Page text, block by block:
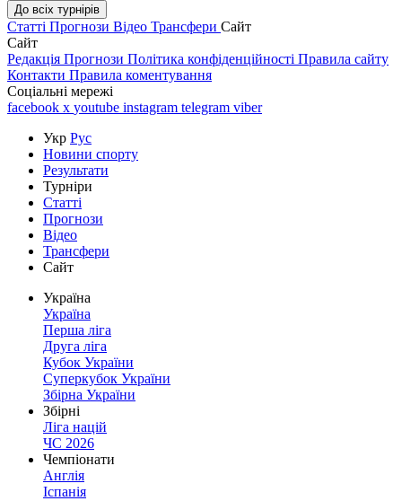
До всіх турнірів
Статті Прогнози Відео Трансфери Сайт
Сайт
Редакція Прогнози Політика конфіденційності Правила сайту
Контакти Правила коментування
Соціальні мережі
facebook x youtube instagram telegram viber
Укр Рус
Новини спорту
Результати
Турніри
Статті
Прогнози
Відео
Трансфери
Сайт
Україна
Україна
Перша ліга
Друга ліга
Кубок України
Суперкубок України
Збірна України
Збірні
Ліга націй
ЧС 2026
Чемпіонати
Англія
Іспанія